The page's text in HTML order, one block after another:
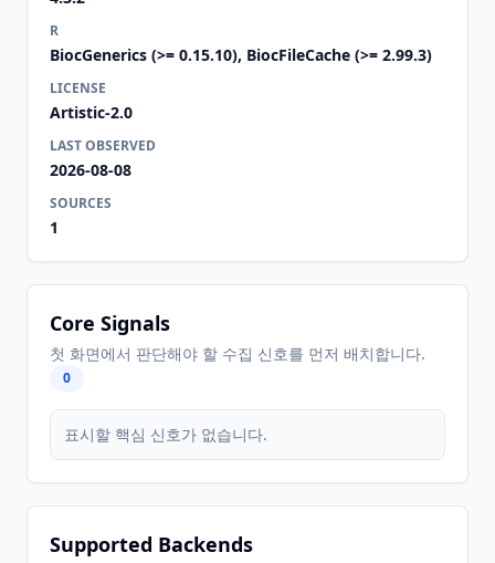
R
BiocGenerics (>= 0.15.10), BiocFileCache (>= 2.99.3)
LICENSE
Artistic-2.0
LAST OBSERVED
2026-08-08
SOURCES
1
Core Signals
첫 화면에서 판단해야 할 수집 신호를 먼저 배치합니다.
0
표시할 핵심 신호가 없습니다.
Supported Backends